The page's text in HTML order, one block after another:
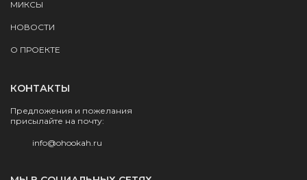
МИКСЫ
НОВОСТИ
О ПРОЕКТЕ
КОНТАКТЫ
Предложения и пожелания
присылайте на почту:
info@ohookah.ru